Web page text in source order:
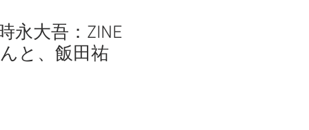
永大吾：ZINE
と、飯田祐